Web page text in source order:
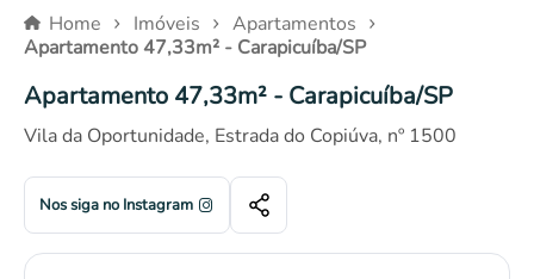
Outros bens
Veículos
Eletrônicos
Móveis
Outros
Home Imóveis
Apartamentos
Apartamento 47,33m² - Carapicuíba/SP
Apartamento 47,33m² - Carapicuíba/SP
Vila da Oportunidade, Estrada do Copiúva, nº 1500
Nos siga no Instagram